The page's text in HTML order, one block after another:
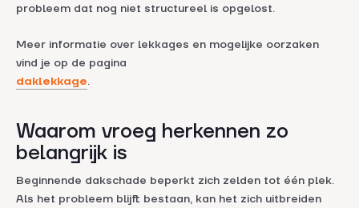
probleem dat nog niet structureel is opgelost.
Meer informatie over lekkages en mogelijke oorzaken
vind je op de pagina
daklekkage.
Waarom vroeg herkennen zo
belangrijk is
Beginnende dakschade beperkt zich zelden tot één plek.
Als het probleem blijft bestaan, kan het zich uitbreiden